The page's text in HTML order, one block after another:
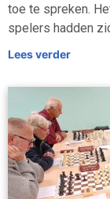
toe te spreken.
spelers hadden
Lees verder